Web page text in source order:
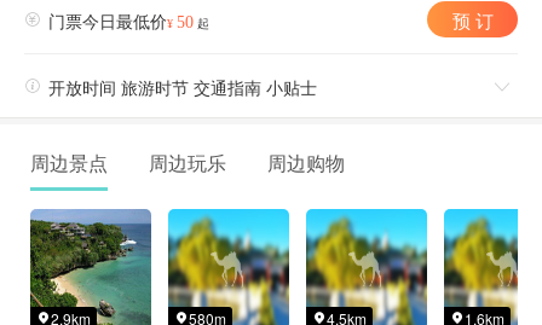
 门票今日最低价¥ 50 起 预 订
 开放时间 旅游时节 交通指南 小贴士 
周边景点 周边玩乐 周边购物
2.9km 580m 4.5km  1.6km